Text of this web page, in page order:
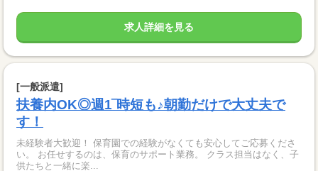
求人詳細を見る
[一般派遣]
扶養内OK◎週1‾時短も♪朝勤だけで大丈夫で
す！
未経験者大歓迎！ 保育園での経験がなくても安心してご応募くださ
い。 お任せするのは、保育のサポート業務。 クラス担当はなく、子
供たちと一緒に楽...